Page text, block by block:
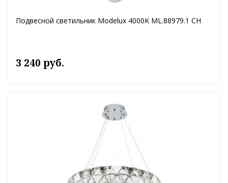
Подвесной светильник Modelux 4000K ML.88979.1 CH
3 240 руб.